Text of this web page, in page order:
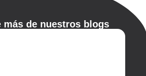
más de nuestros blogs